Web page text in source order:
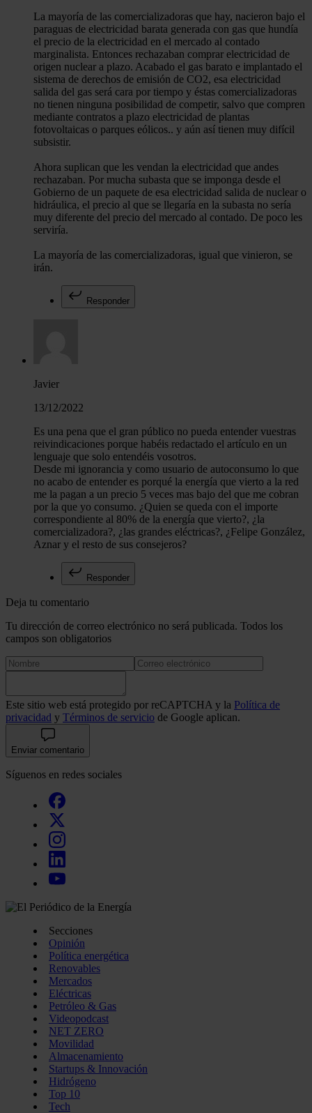
La mayoría de las comercializadoras que hay, nacieron bajo el
paraguas de electricidad barata generada con gas que hundía
el precio de la electricidad en el mercado al contado
marginalista. Entonces rechazaban comprar electricidad de
origen nuclear a plazo. Acabado el gas barato e implantado el
sistema de derechos de emisión de CO2, esa electricidad
salida del gas será cara por tiempo y éstas comercializadoras
no tienen ninguna posibilidad de competir, salvo que compren
mediante contratos a plazo electricidad de plantas
fotovoltaicas o parques eólicos.. y aún así tienen muy difícil
subsistir.
Ahora suplican que les vendan la electricidad que andes
rechazaban. Por mucha subasta que se imponga desde el
Gobierno de un paquete de esa electricidad salida de nuclear o
hidráulica, el precio al que se llegaría en la subasta no sería
muy diferente del precio del mercado al contado. De poco les
serviría.
La mayoría de las comercializadoras, igual que vinieron, se
irán.
Responder
Javier
13/12/2022
Es una pena que el gran público no pueda entender vuestras
reivindicaciones porque habéis redactado el artículo en un
lenguaje que solo entendéis vosotros.
Desde mi ignorancia y como usuario de autoconsumo lo que
no acabo de entender es porqué la energía que vierto a la red
me la pagan a un precio 5 veces mas bajo del que me cobran
por la que yo consumo. ¿Quien se queda con el importe
correspondiente al 80% de la energía que vierto?, ¿la
comercializadora?, ¿las grandes eléctricas?, ¿Felipe González,
Aznar y el resto de sus consejeros?
Responder
Deja tu comentario
Tu dirección de correo electrónico no será publicada. Todos los
campos son obligatorios
Este sitio web está protegido por reCAPTCHA y la Política de
privacidad y Términos de servicio de Google aplican.
Enviar comentario
Síguenos en redes sociales
Secciones
Opinión
Política energética
Renovables
Mercados
Eléctricas
Petróleo & Gas
Videopodcast
NET ZERO
Movilidad
Almacenamiento
Startups & Innovación
Hidrógeno
Top 10
Tech